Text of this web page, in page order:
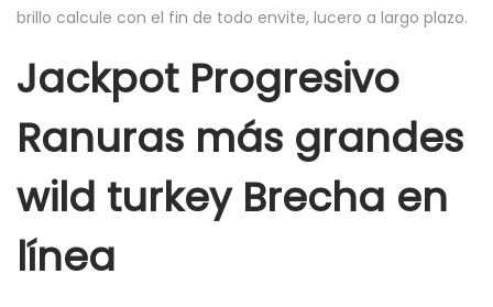
brillo calcule con el fin de todo envite, lucero a largo plazo.
Jackpot Progresivo
Ranuras más grandes
wild turkey Brecha en
línea